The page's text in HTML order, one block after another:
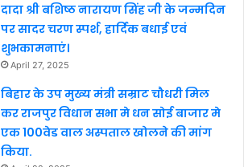
दादा श्री बशिष्ठ नारायण सिंह जी के जन्मदिन
पर सादर चरण स्पर्श, हार्दिक बधाई एवं
शुभकामनाएं।
April 27, 2025
बिहार के उप मुख्य मंत्री सम्राट चौधरी मिल
कर राजपुर विधान सभा मे धन सोई बाजार मे
एक 100वेड वाल अस्पताल खोलने की मांग
किया.